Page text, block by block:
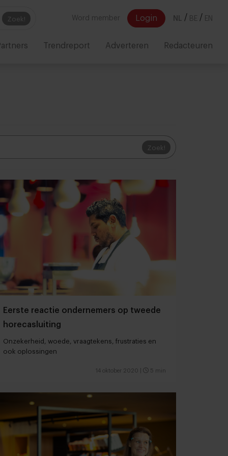
Zoek! Word member Login NL / BE / EN
Trendreport Adverteren Redacteuren
Zoek!
Eerste reactie ondernemers op tweede
horecasluiting
Onzekerheid, woede, vraagtekens, frustraties en
ook oplossingen
14 oktober 2020 5 min